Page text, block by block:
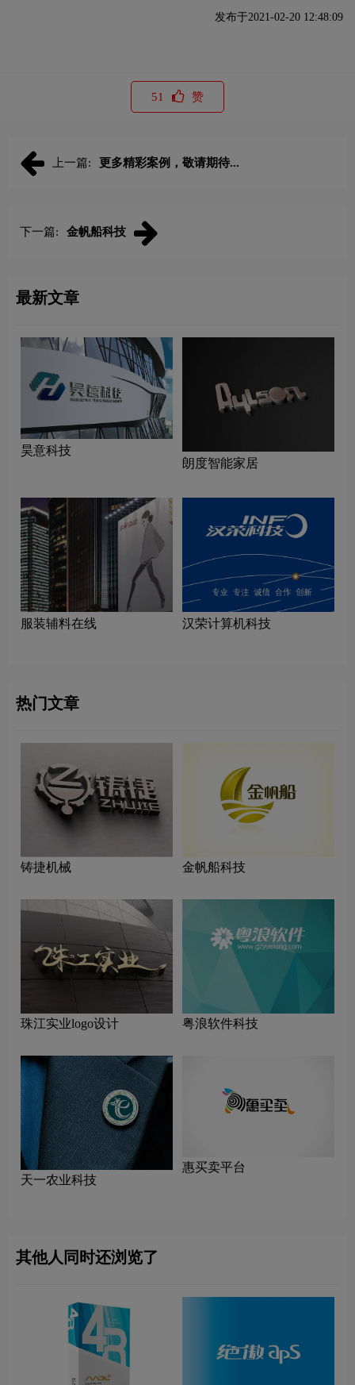
发布于2021-02-20 12:48:09
51 赞
上一篇: 更多精彩案例，敬请期待...
下一篇: 金帆船科技
最新文章
昊意科技
朗度智能家居
服装辅料在线 汉荣计算机科技
热门文章
铸捷机械 金帆船科技
珠江实业logo设计 粤浪软件科技
天一农业科技
惠买卖平台
其他人同时还浏览了